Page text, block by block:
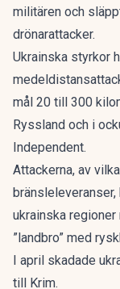
militären och
drönarattacker.
Ukrainska styrkor
mål 20 till 300
Ryssland och i
Independent.
Attackerna, av
ukrainska
”landbro” med
I april skadade
till Krim.